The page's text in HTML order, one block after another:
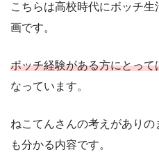
こちらは高校時代にボッチ
画です。
ボッチ経験がある方にとっ
なっています。
ねこてんさんの考えがあり
も分かる内容です。